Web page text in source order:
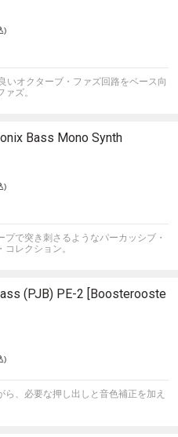
)
いオクターブ・ファズ回路をベース向
ズ。
Bass Mono Synth
)
で突き刺さるようなパーカッシブ・
レクション。
(PJB) PE-2 [Boosterooste
)
、必要な押し出しと音色補正を加え